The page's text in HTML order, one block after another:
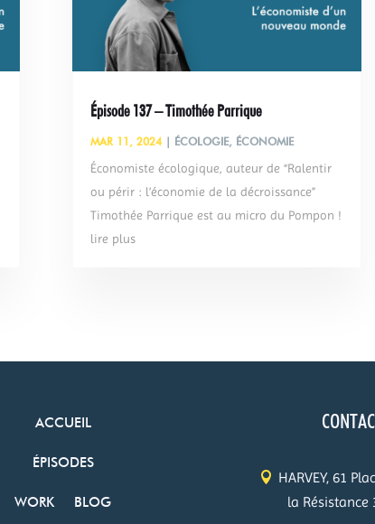
Épisode 137 – Timothée Parrique
MAR 11, 2024| ÉCOLOGIE, ÉCONOMIE
Économiste écologique, auteur de “Ralentir
ou périr : l’économie de la décroissance”
Timothée Parrique est au micro du Pompon !
lire plus
ACCUEIL
ÉPISODES
WORK BLOG
HARVEY, 61
la Résistance